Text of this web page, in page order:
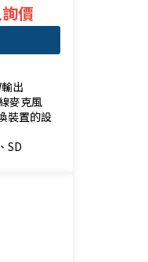
價
出
麥克風
裝置的設
SD